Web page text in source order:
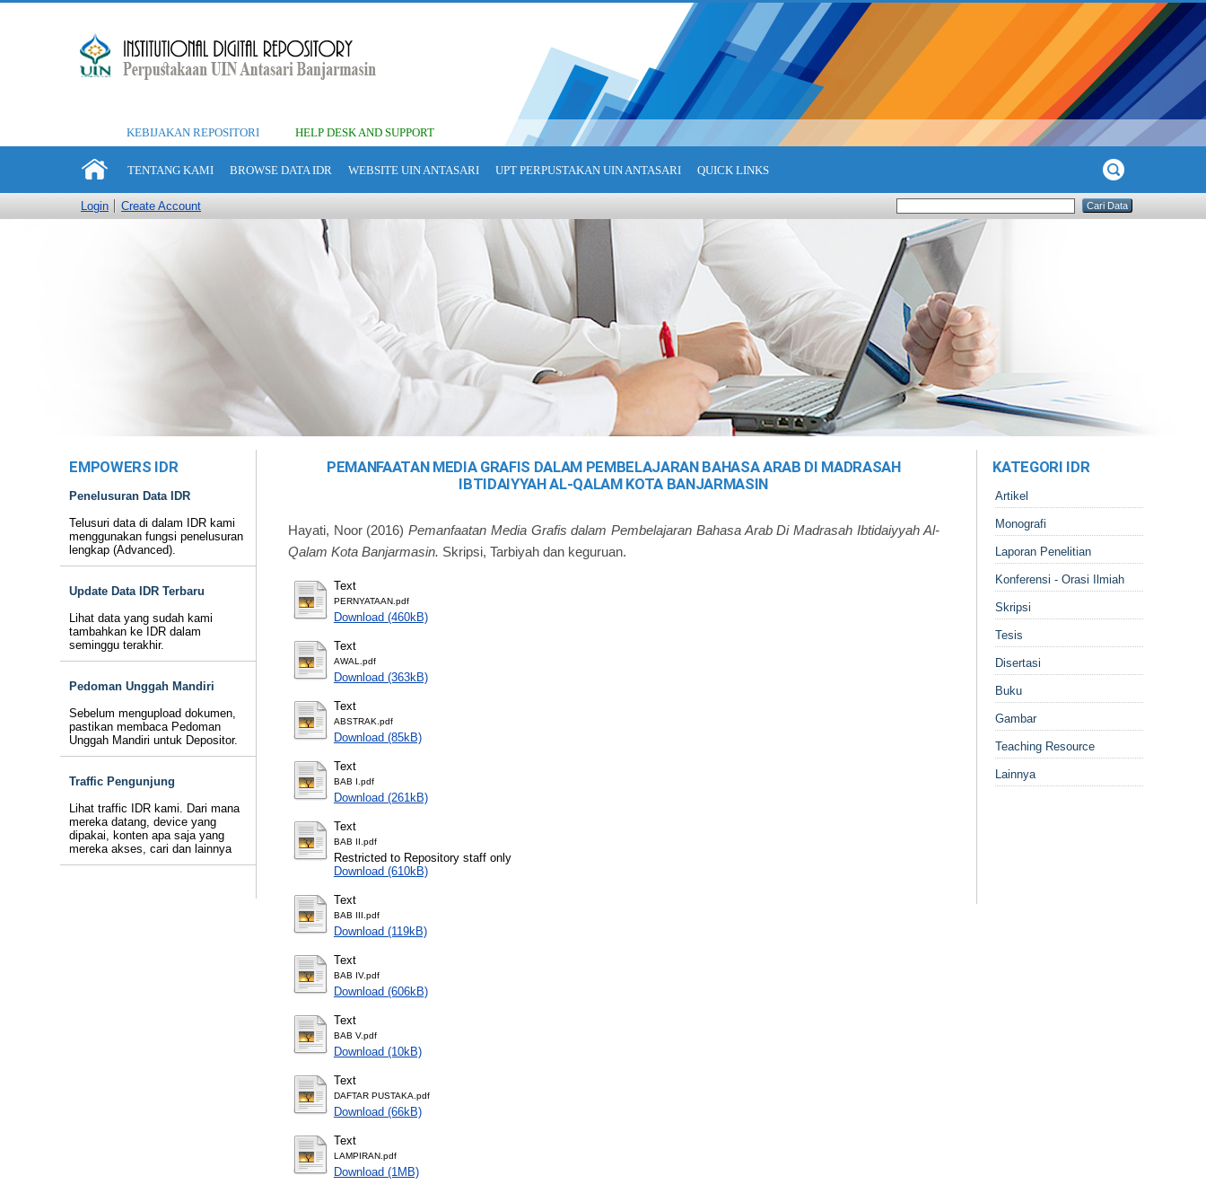
KEBIJAKAN REPOSITORI HELP DESK AND SUPPORT
TENTANG KAMI BROWSE DATA IDR WEBSITE UIN ANTASARI UPT PERPUSTAKAN UIN ANTASARI QUICK LINKS
Login Create Account
EMPOWERS IDR
Penelusuran Data IDR
Telusuri data di dalam IDR kami
menggunakan fungsi penelusuran
lengkap (Advanced).
Update Data IDR Terbaru
Lihat data yang sudah kami
tambahkan ke IDR dalam
seminggu terakhir.
Pedoman Unggah Mandiri
Sebelum mengupload dokumen,
pastikan membaca Pedoman
Unggah Mandiri untuk Depositor.
Traffic Pengunjung
Lihat traffic IDR kami. Dari mana
mereka datang, device yang
dipakai, konten apa saja yang
mereka akses, cari dan lainnya
PEMANFAATAN MEDIA GRAFIS DALAM PEMBELAJARAN BAHASA ARAB DI MADRASAH
IBTIDAIYYAH AL-QALAM KOTA BANJARMASIN
Hayati, Noor(2016)Pemanfaatan Media Grafis dalam Pembelajaran Bahasa Arab Di Madrasah Ibtidaiyyah Al-
Qalam Kota Banjarmasin. Skripsi, Tarbiyah dan keguruan.
Text
PERNYATAAN.pdf
Download (460kB)
Text
AWAL.pdf
Download (363kB)
Text
ABSTRAK.pdf
Download (85kB)
Text
BAB I.pdf
Download (261kB)
Text
BAB II.pdf
Restricted to Repository staff only
Download (610kB)
Text
BAB III.pdf
Download (119kB)
Text
BAB IV.pdf
Download (606kB)
Text
BAB V.pdf
Download (10kB)
Text
DAFTAR PUSTAKA.pdf
Download (66kB)
Text
LAMPIRAN.pdf
Download (1MB)
KATEGORI IDR
Artikel
Monografi
Laporan Penelitian
Konferensi - Orasi Ilmiah
Skripsi
Tesis
Disertasi
Buku
Gambar
Teaching Resource
Lainnya